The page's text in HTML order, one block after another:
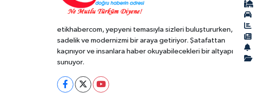
etikhabercom, yepyeni temasıyla sizleri buluştururken,
sadelik ve modernizmi bir araya getiriyor. Şatafattan
kaçınıyor ve insanlara haber okuyabilecekleri bir altyapı
sunuyor.